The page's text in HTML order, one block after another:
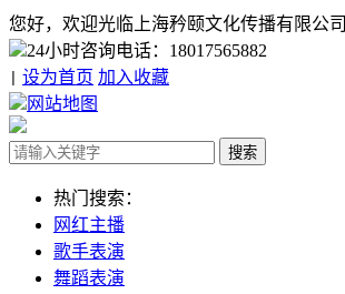
您好，欢迎光临上海矜颐文化传播有限公司
24小时咨询电话：18017565882
设为首页 加入收藏
网站地图
热门搜索：
网红主播
歌手表演
舞蹈表演